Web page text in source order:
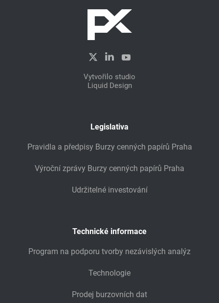
Vytvořilo studio
Liquid Design
Legislativa
Pravidla a předpisy Burzy cenných papírů Praha
Výroční zprávy Burzy cenných papírů Praha
Udržitelné investování
Technické informace
Program na podporu tvorby nezávislých analýz
Technologie
Prodej burzovních dat